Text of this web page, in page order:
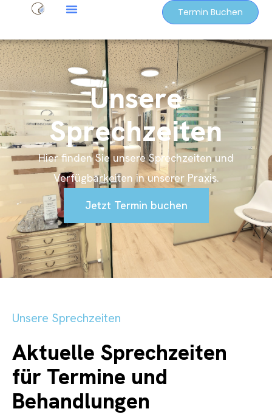
Termin Buchen
Unsere
Sprechzeiten
Hier finden Sie unsere Sprechzeiten und
Verfügbarkeiten in unserer Praxis.
Jetzt Termin buchen
Unsere Sprechzeiten
Aktuelle Sprechzeiten
für Termine und
Behandlungen